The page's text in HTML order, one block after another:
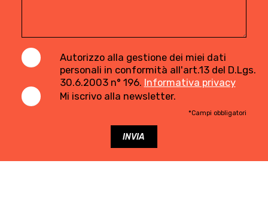
Autorizzo alla gestione dei miei dati
personali in conformità all'art.13 del D.Lgs.
30.6.2003 n° 196. Informativa privacy
Mi iscrivo alla newsletter.
*Campi obbligatori